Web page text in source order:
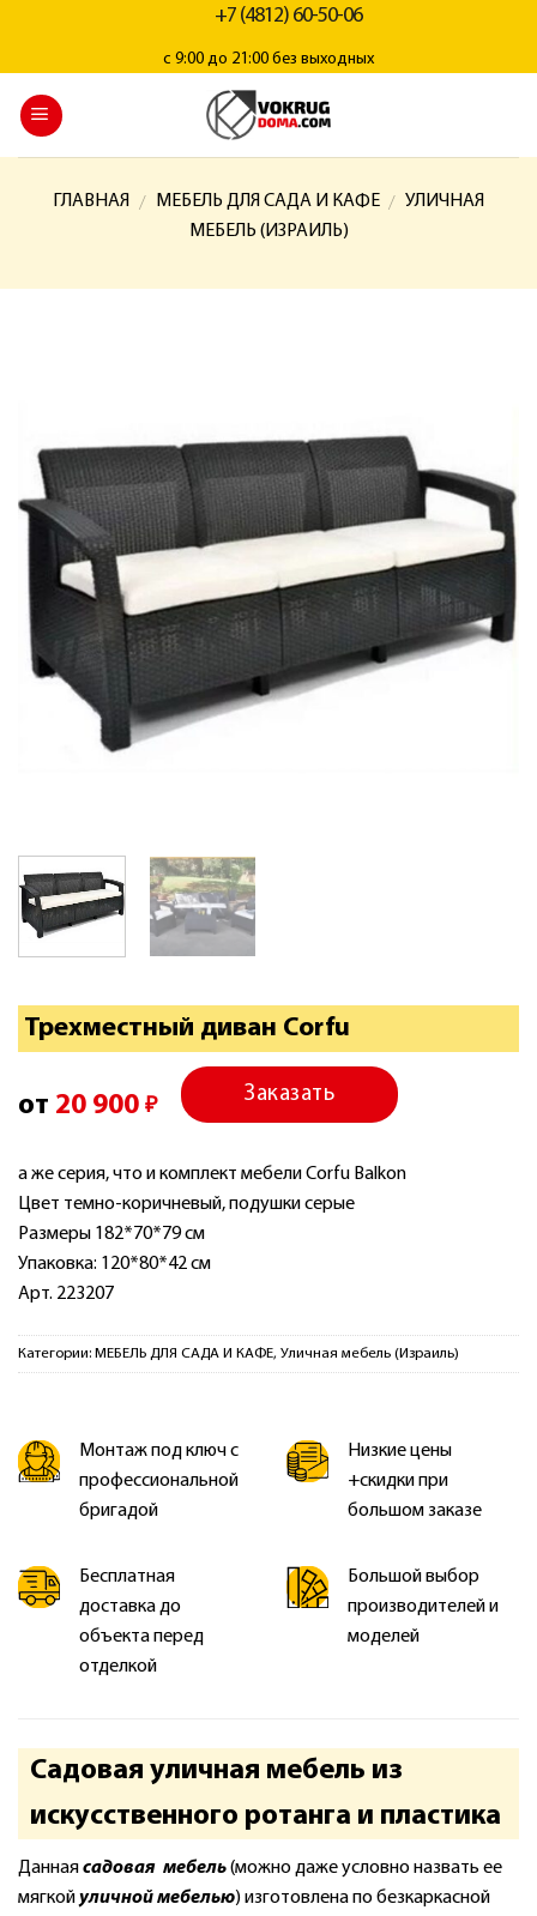
+7 (4812) 60-50-06
с 9:00 до 21:00 без выходных
ГЛАВНАЯ / МЕБЕЛЬ ДЛЯ САДА И КАФЕ / УЛИЧНАЯ
МЕБЕЛЬ (ИЗРАИЛЬ)
Трехместный диван Corfu
от 20 900 ₽
Заказать
а же серия, что и комплект мебели Corfu Balkon
Цвет темно-коричневый, подушки серые
Размеры 182*70*79 см
Упаковка: 120*80*42 см
Арт. 223207
Категории: МЕБЕЛЬ ДЛЯ САДА И КАФЕ, Уличная мебель (Израиль)
Монтаж под ключ с
профессиональной
бригадой
Низкие цены
+скидки при
большом заказе
Бесплатная
доставка до
объекта перед
отделкой
Большой выбор
производителей и
моделей
Садовая уличная мебель из
искусственного ротанга и пластика
Даннаясадовая мебель(можно даже условно назвать ее
мягкойуличной мебелью) изготовлена по безкаркасной